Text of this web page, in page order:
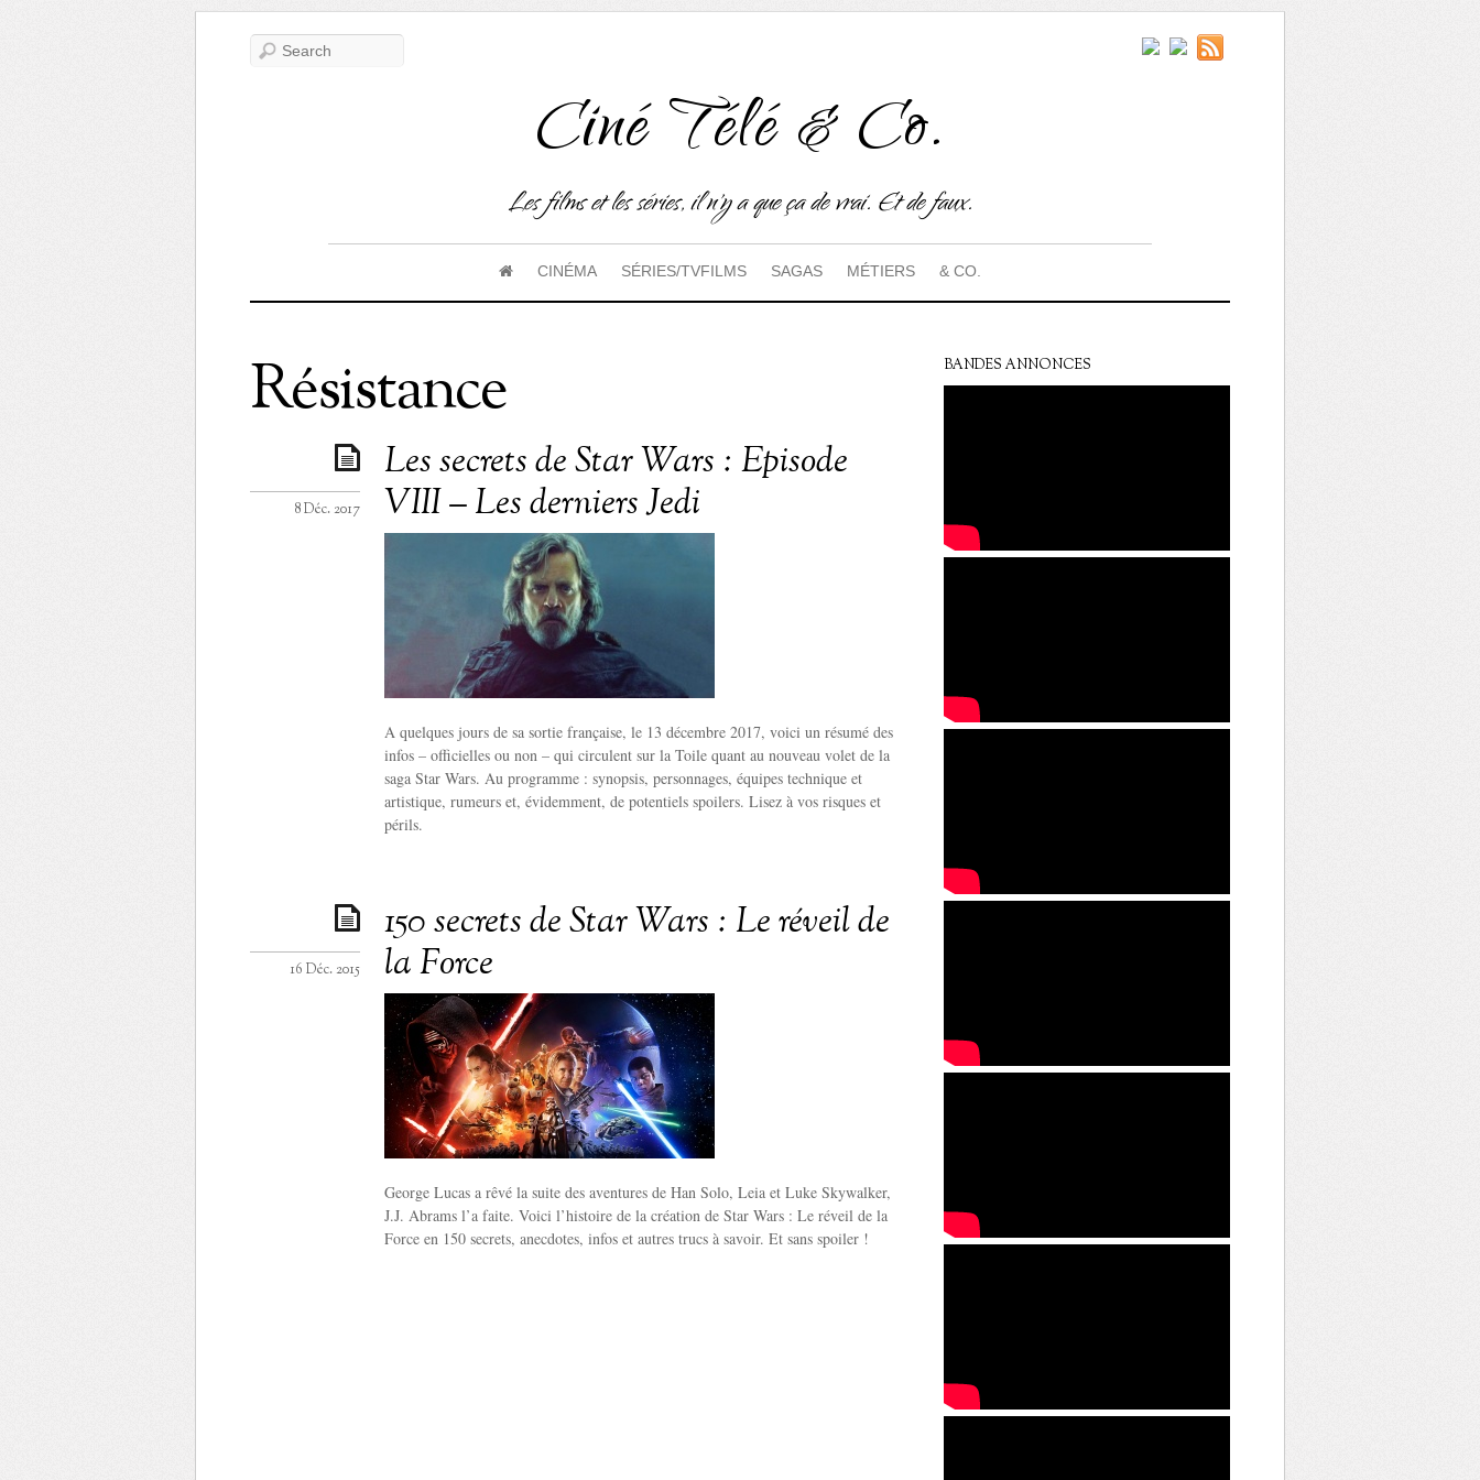
Ciné Télé & Co.
Les films et les séries, il n'y a que ça de vrai. Et de faux.
CINÉMA SÉRIES/TVFILMS SAGAS MÉTIERS & CO.
Résistance
Les secrets de Star Wars : Episode
VIII – Les derniers Jedi
8 Déc. 2017
A quelques jours de sa sortie française, le 13 décembre 2017, voici un résumé des
infos – officielles ou non – qui circulent sur la Toile quant au nouveau volet de la
saga Star Wars. Au programme : synopsis, personnages, équipes technique et
artistique, rumeurs et, évidemment, de potentiels spoilers. Lisez à vos risques et
périls.
150 secrets de Star Wars : Le réveil de
la Force
16 Déc. 2015
George Lucas a rêvé la suite des aventures de Han Solo, Leia et Luke Skywalker,
J.J. Abrams l’a faite. Voici l’histoire de la création de Star Wars : Le réveil de la
Force en 150 secrets, anecdotes, infos et autres trucs à savoir. Et sans spoiler !
BANDES ANNONCES